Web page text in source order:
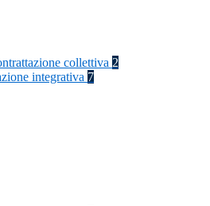
collettiva 2
integrativa 7